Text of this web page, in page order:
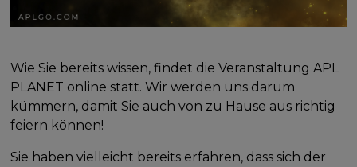
Wie Sie bereits wissen, findet die Veranstaltung APL
PLANET online statt. Wir werden uns darum
kümmern, damit Sie auch von zu Hause aus richtig
feiern können!
Sie haben vielleicht bereits erfahren, dass sich der